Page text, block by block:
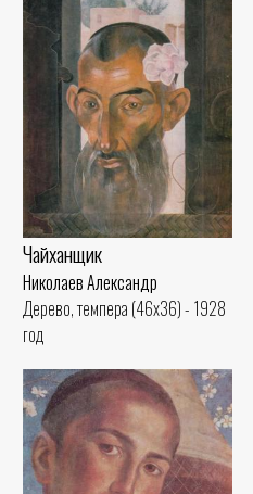
Чайханщик
Николаев Александр
Дерево, темпера (46x36) - 1928
год